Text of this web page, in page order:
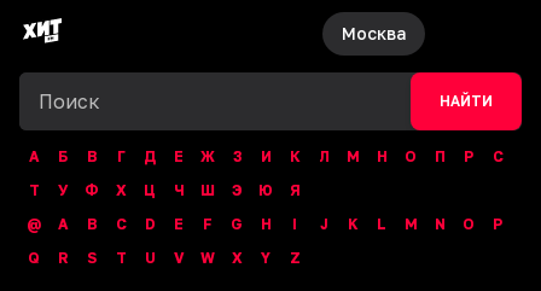
Москва
НАЙТИ
А Б В Г Д Е Ж З И К Л М Н О П Р
С
Т
У Ф Х Ц Ч Ш Э Ю
Я
@
A B C D E F G H I J K L M N O
P
Q
R S T U V W X Y Z